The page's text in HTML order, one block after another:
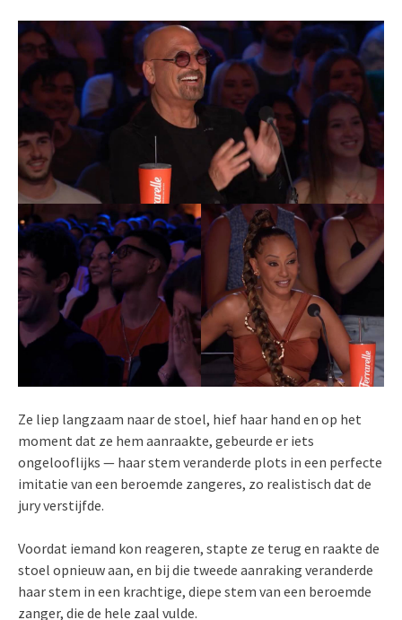
Ze liep langzaam naar de stoel, hief haar hand en op het
moment dat ze hem aanraakte, gebeurde er iets
ongelooflijks — haar stem veranderde plots in een perfecte
imitatie van een beroemde zangeres, zo realistisch dat de
jury verstijfde.
Voordat iemand kon reageren, stapte ze terug en raakte de
stoel opnieuw aan, en bij die tweede aanraking veranderde
haar stem in een krachtige, diepe stem van een beroemde
zanger, die de hele zaal vulde.